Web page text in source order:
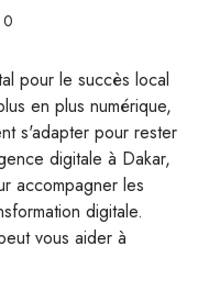
0
pour le succès local
en plus numérique,
s'adapter pour rester
digitale à Dakar,
accompagner les
digitale.
vous aider à